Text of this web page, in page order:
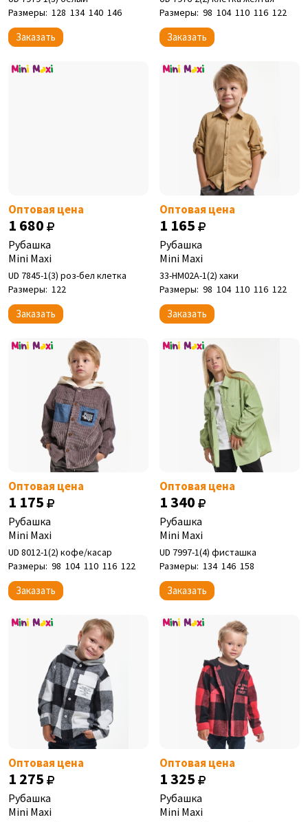
Размеры: 128 134 140 146
Заказать
Размеры: 98 104 110 116 122
Заказать
Оптовая цена
1 680
Рубашка
Mini Maxi
UD 7845-1(3) роз-бел клетка
Размеры: 122
Заказать
Оптовая цена
1 165
Рубашка
Mini Maxi
33-НМ02А-1(2) хаки
Размеры: 98 104 110 116 122
Заказать
Оптовая цена
1 175
Рубашка
Mini Maxi
UD 8012-1(2) кофе/касар
Размеры: 98 104 110 116 122
Заказать
Оптовая цена
1 340
Рубашка
Mini Maxi
UD 7997-1(4) фисташка
Размеры: 134 146 158
Заказать
Оптовая цена
1 275
Рубашка
Mini Maxi
Оптовая цена
1 325
Рубашка
Mini Maxi